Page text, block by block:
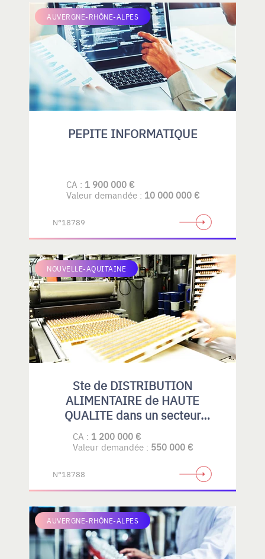
AUVERGNE-RHÔNE-ALPES
PEPITE INFORMATIQUE
CA : 1 900 000 €
Valeur demandée : 10 000 000 €
N°18789
NOUVELLE-AQUITAINE
Ste de DISTRIBUTION
ALIMENTAIRE de HAUTE
QUALITE dans un secteur
spécialisé.
CA : 1 200 000 €
Valeur demandée : 550 000 €
N°18788
AUVERGNE-RHÔNE-ALPES